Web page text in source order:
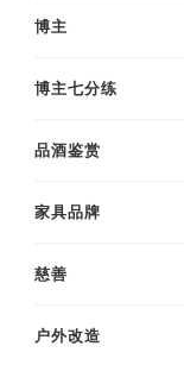
博主
博主七分练
品酒鉴赏
家具品牌
慈善
户外改造